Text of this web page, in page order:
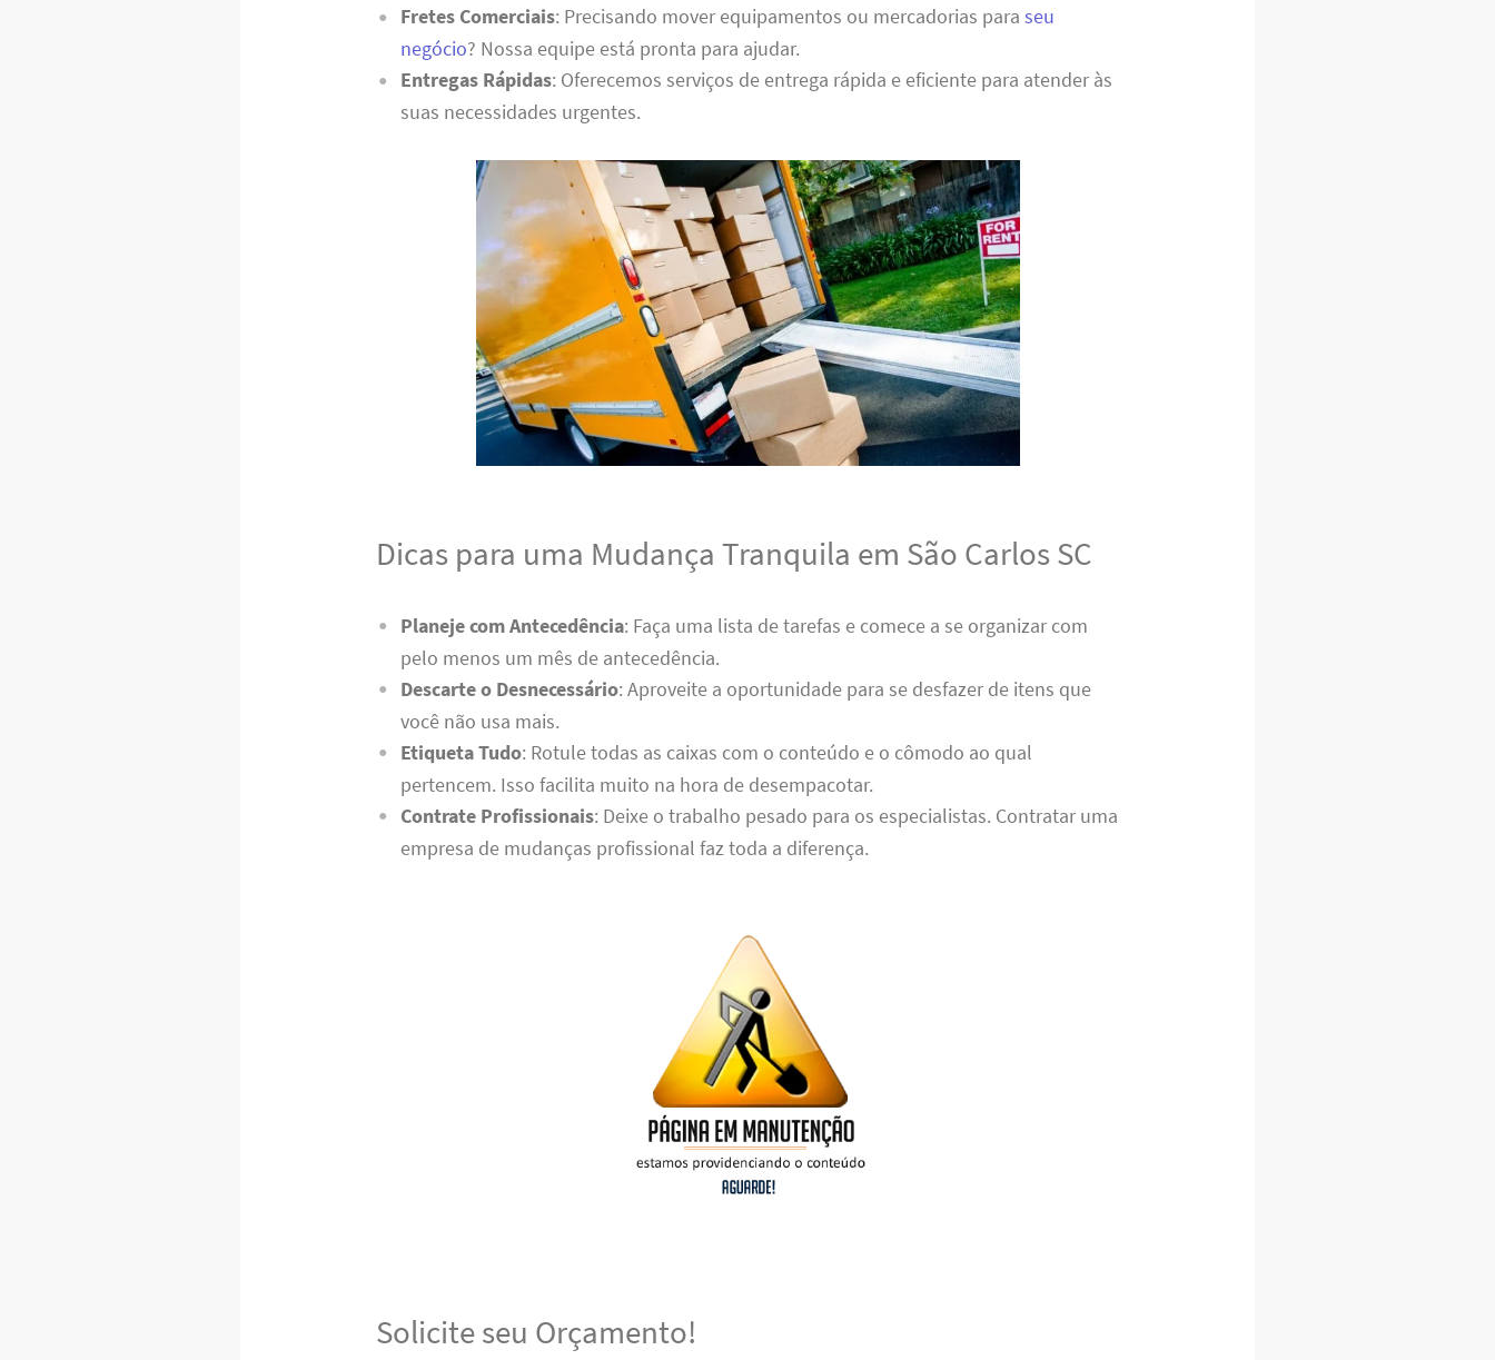
Fretes Comerciais: Precisando mover equipamentos ou mercadorias para seu
negócio? Nossa equipe está pronta para ajudar.
Entregas Rápidas: Oferecemos serviços de entrega rápida e eficiente para atender às
suas necessidades urgentes.
Dicas para uma Mudança Tranquila em São Carlos SC
Planeje com Antecedência: Faça uma lista de tarefas e comece a se organizar com
pelo menos um mês de antecedência.
Descarte o Desnecessário: Aproveite a oportunidade para se desfazer de itens que
você não usa mais.
Etiqueta Tudo: Rotule todas as caixas com o conteúdo e o cômodo ao qual
pertencem. Isso facilita muito na hora de desempacotar.
Contrate Profissionais: Deixe o trabalho pesado para os especialistas. Contratar uma
empresa de mudanças profissional faz toda a diferença.
Solicite seu Orçamento!